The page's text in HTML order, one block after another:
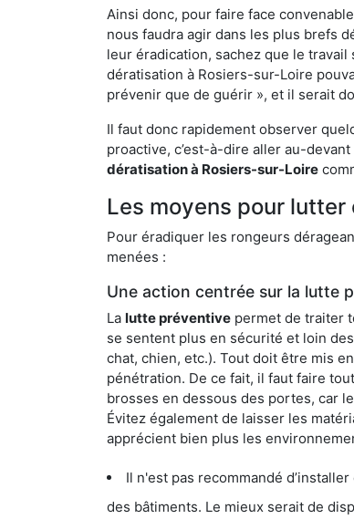
Ainsi donc, pour faire face
nous faudra agir dans les plus brefs
leur éradication, sachez que le
dératisation à Rosiers-sur-Loire
prévenir que de guérir », et il serait
Il faut donc rapidement observer
proactive, c’est-à-dire aller au-
dératisation à Rosiers-sur-Loire
Les moyens pour
Pour éradiquer les rongeurs
menées :
Une action centrée sur la lutte
La lutte préventive permet de traiter
se sentent plus en sécurité et loin
chat, chien, etc.). Tout doit être mis
pénétration. De ce fait, il faut faire
brosses en dessous des portes, car
Évitez également de laisser les
apprécient bien plus les
Il n'est pas recommandé d’installer
des bâtiments. Le mieux serait de disposer d’une